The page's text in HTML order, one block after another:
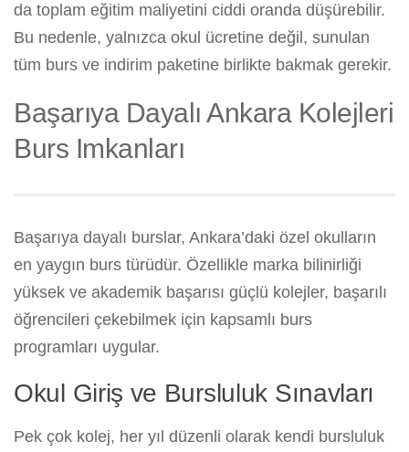
da toplam eğitim maliyetini ciddi oranda düşürebilir.
Bu nedenle, yalnızca okul ücretine değil, sunulan
tüm burs ve indirim paketine birlikte bakmak gerekir.
Başarıya Dayalı Ankara Kolejleri
Burs Imkanları
Başarıya dayalı burslar, Ankara’daki özel okulların
en yaygın burs türüdür. Özellikle marka bilinirliği
yüksek ve akademik başarısı güçlü kolejler, başarılı
öğrencileri çekebilmek için kapsamlı burs
programları uygular.
Okul Giriş ve Bursluluk Sınavları
Pek çok kolej, her yıl düzenli olarak kendi bursluluk